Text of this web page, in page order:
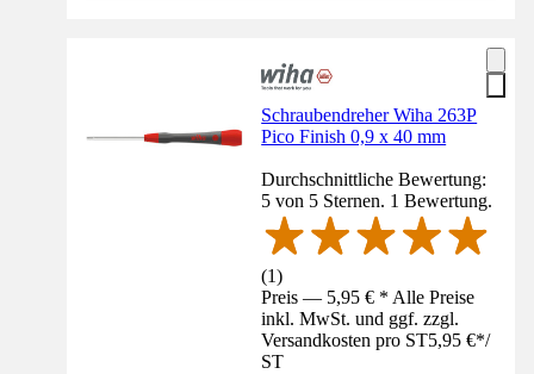
Schraubendreher Wiha 263P
Pico Finish 0,9 x 40 mm
Durchschnittliche Bewertung:
5 von 5 Sternen. 1 Bewertung.
(1)
Preis — 5,95 € * Alle Preise
inkl. MwSt. und ggf. zzgl.
Versandkosten pro ST5,95 €*/
ST